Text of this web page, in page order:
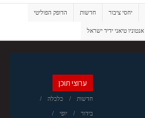
יחסי ציבור חדשות הדופק הפוליטי
טיאני ידיד ישראל
ערוצי תוכן
חדשות כלכלה
בידור יופי